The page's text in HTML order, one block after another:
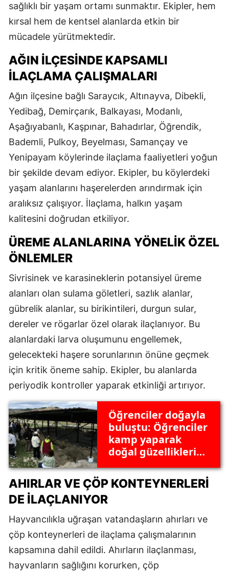
sağlıklı bir yaşam ortamı sunmaktır. Ekipler, hem
kırsal hem de kentsel alanlarda etkin bir
mücadele yürütmektedir.
AĞIN İLÇESINDE KAPSAMLI
İLAÇLAMA ÇALIŞMALARI
Ağın ilçesine bağlı Saraycık, Altınayva, Dibekli,
Yedibağ, Demirçarık, Balkayası, Modanlı,
Aşağıyabanlı, Kaşpınar, Bahadırlar, Öğrendik,
Bademli, Pulkoy, Beyelması, Samançay ve
Yenipayam köylerinde ilaçlama faaliyetleri yoğun
bir şekilde devam ediyor. Ekipler, bu köylerdeki
yaşam alanlarını haşerelerden arındırmak için
aralıksız çalışıyor. İlaçlama, halkın yaşam
kalitesini doğrudan etkiliyor.
ÜREME ALANLARINA YÖNELIK ÖZEL
ÖNLEMLER
Sivrisinek ve karasineklerin potansiyel üreme
alanları olan sulama göletleri, sazlık alanlar,
gübrelik alanlar, su birikintileri, durgun sular,
dereler ve rögarlar özel olarak ilaçlanıyor. Bu
alanlardaki larva oluşumunu engellemek,
gelecekteki haşere sorunlarının önüne geçmek
için kritik öneme sahip. Ekipler, bu alanlarda
periyodik kontroller yaparak etkinliği artırıyor.
Öğrenciler doğayla
buluştu: Öğrenciler
kamp yaparak
doğal güzellikleri
topladı
AHIRLAR VE ÇÖP KONTEYNERLERI
DE İLAÇLANIYOR
Hayvancılıkla uğraşan vatandaşların ahırları ve
çöp konteynerleri de ilaçlama çalışmalarının
kapsamına dahil edildi. Ahırların ilaçlanması,
hayvanların sağlığını korurken, çöp